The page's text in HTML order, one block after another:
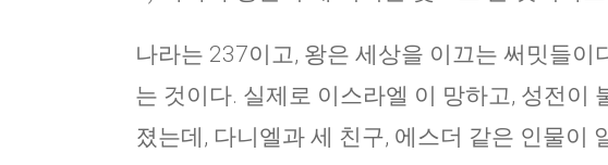
나라는 237이고, 왕은 세상을 이끄는 써밋들
는 것이다. 실제로 이스라엘 이 망하고, 성전이
졌는데, 다니엘과 세 친구, 에스더 같은 인물이